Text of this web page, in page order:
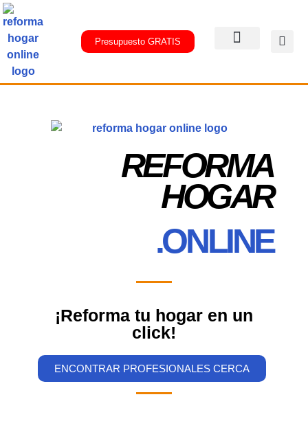
Presupuesto GRATIS
REFORMA
HOGAR
.ONLINE
¡Reforma tu hogar en un
click!
ENCONTRAR PROFESIONALES CERCA